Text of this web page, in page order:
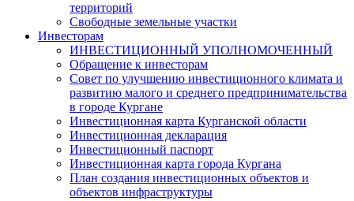
территорий
Свободные земельные участки
Инвесторам
ИНВЕСТИЦИОННЫЙ УПОЛНОМОЧЕННЫЙ
Обращение к инвесторам
Совет по улучшению инвестиционного климата и
развитию малого и среднего предпринимательства
в городе Кургане
Инвестиционная карта Курганской области
Инвестиционная декларация
Инвестиционный паспорт
Инвестиционная карта города Кургана
План создания инвестиционных объектов и
объектов инфраструктуры